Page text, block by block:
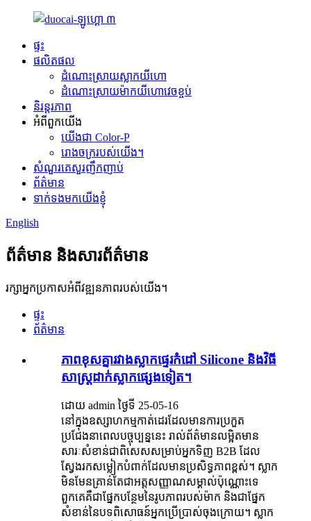
ផ្ទះ
ផលិតផល
ដំណោះស្រាយស្លាកយីហោ
ដំណោះស្រាយម៉ាកយីហោវេចខ្ចប់
និរន្តរភាព
អំពីពួកយើង
យើងជា Color-P
រោងចក្ររបស់យើង។
សំណួរគេសួរញឹកញាប់
ព័ត៌មាន
ទាក់ទងមកយើងខ្ញុំ
English
ព័ត៌មាន និងសារព័ត៌មាន
រក្សាអ្នកប្រកាសអំពីវឌ្ឍនភាពរបស់យើង។
ផ្ទះ
ព័ត៌មាន
ភាពខុសគ្នារវាងស្លាកផ្ទេរកំដៅ Silicone និងវិធី
សាស្ត្រដាក់ស្លាកផ្សេងទៀត។
ដោយ admin ថ្ងៃទី 25-05-16
នៅក្នុងឧស្សាហកម្មកាត់ដេរដែលមានការប្រកួត
ប្រជែងនាពេលបច្ចុប្បន្ននេះ រាល់ព័ត៌មានលម្អិតមាន
សារៈសំខាន់ជាពិសេសសម្រាប់អ្នកទិញ B2B ដែល
ស្វែងរកសម្លៀកបំពាក់ដែលមានប្រសិទ្ធភាពខ្ពស់។ ស្លាក
មិនមែនគ្រាន់តែជាអត្តសញ្ញាណសម្គាល់ប៉ុណ្ណោះទេ
ពួកគេគឺជាផ្នែកបន្ថែមនៃរូបភាពរបស់ម៉ាក និងជាផ្នែក
សំខាន់នៃបទពិសោធន៍អ្នកប្រើប្រាស់ចុងក្រោយ។ ស្លាក​